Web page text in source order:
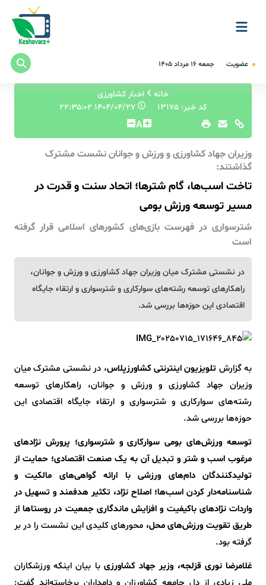
عضویت جمعه ۱۶ مرداد ۱۴۰۵
خانه
اخبار کشاورزی
کد خبر: 13175
۱۴۰۴/۰۴/۲۷ ۲۲:۳۵:۰۲
A
وزیران جهاد کشاورزی و ورزش و جوانان نشست مشترک
گذاشتند:
تاخت اسب‌ها، گام شترها؛ اتحاد سنت و قدرت در
مسیر توسعه ورزش بومی
شترسواری در فهرست بازی‌های کشورهای اسلامی قرار گرفته
است
در نشستی مشترک میان وزیران جهاد کشاورزی و ورزش و جوانان،
راهکارهای توسعه رشته‌های سوارکاری و شترسواری و ارتقاء جایگاه
اقتصادی این حوزه‌ها بررسی شد.
به گزارش تلویزیون اینترنتی کشاورزپلاس، در نشستی مشترک میان
وزیران جهاد کشاورزی و ورزش و جوانان، راهکارهای توسعه
رشته‌های سوارکاری و شترسواری و ارتقاء جایگاه اقتصادی این
حوزه‌ها بررسی شد.
توسعه ورزش‌های بومی سوارکاری و شترسواری؛ پرورش نژادهای
مرغوب اسب و شتر و تبدیل آن به یک صنعت اقتصادی؛ حمایت از
تولیدکنندگان دام‌های ورزشی با ارائه گواهی‌های مالکیت و
شناسنامه‌دار کردن اسب‌ها؛ اصلاح نژاد، تکثیر هدفمند و تسهیل در
واردات نژادهای باکیفیت و افزایش ماندگاری جمعیت در روستاها از
طریق تقویت ورزش‌های محل، محورهای کلیدی این نشست را در بر
گرفته بود.
غلامرضا نوری قزلجه، وزیر جهاد کشاورزی با بیان اینکه ورزشکاران